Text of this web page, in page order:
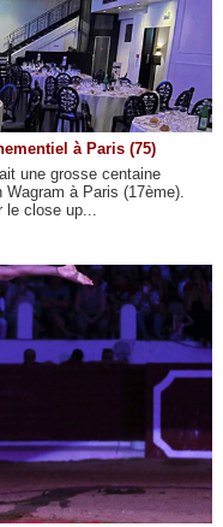
à Paris (75)
une grosse centaine
à Paris (17ème).
close up...